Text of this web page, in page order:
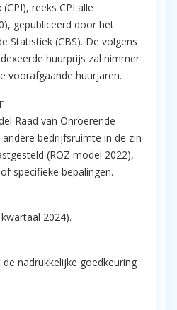
reeks CPI alle
gepubliceerd door het
Statistiek (CBS). De volgens
huurprijs zal nimmer
voorafgaande huurjaren.
Raad van Onroerende
bedrijfsruimte in de zin
(ROZ model 2022),
specifieke bepalingen.
2024).
nadrukkelijke goedkeuring